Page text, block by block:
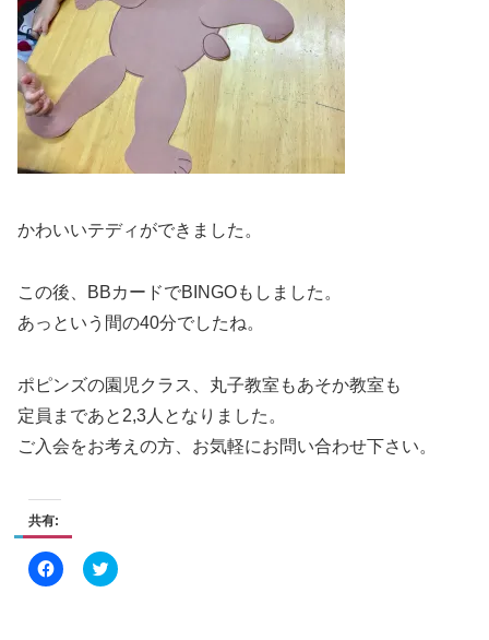
かわいいテディができました。
この後、BBカードでBINGOもしました。
あっという間の40分でしたね。
ポピンズの園児クラス、丸子教室もあそか教室も
定員まであと2,3人となりました。
ご入会をお考えの方、お気軽にお問い合わせ下さい。
共有:
F
a
ク
リ